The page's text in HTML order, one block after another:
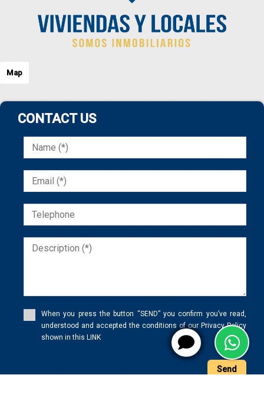
Map
CONTACT US
When you press the button “SEND” you confirm you’ve read,
understood and accepted the conditions of our Privacy Policy
shown in this LINK
Send